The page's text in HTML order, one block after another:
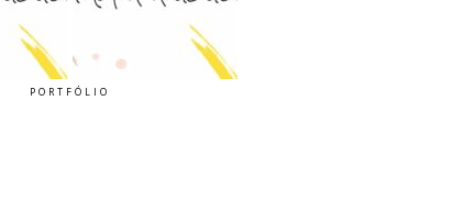
PORTFÓLIO